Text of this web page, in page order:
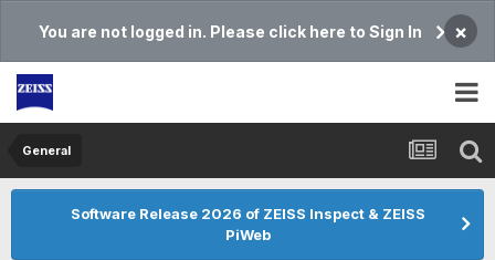
You are not logged in. Please click here to Sign In ×
General
Software Release 2026 of ZEISS Inspect & ZEISS
PiWeb